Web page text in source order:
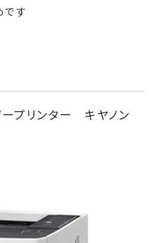
です
プリンター キヤノン